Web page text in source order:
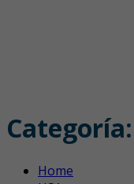
Categoría:
Home